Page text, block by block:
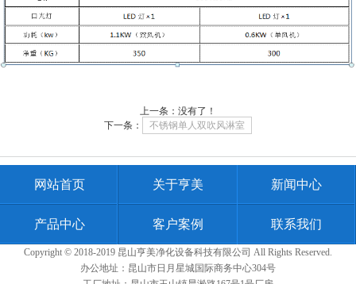
上一条：没有了！
下一条：
不锈钢单人双吹风淋室
网站首页 关于亨美 新闻中心
产品中心 客户案例 联系我们
Copyright © 2018-2019 昆山亨美净化设备科技有限公司 All Rights Reserved.
办公地址：昆山市日月星城国际商务中心304号